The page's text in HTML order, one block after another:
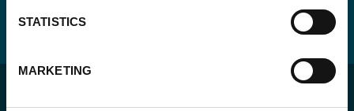
STATISTICS
MARKETING